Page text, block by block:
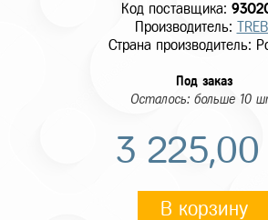
Код поставщика:
Производитель:
Страна производитель:
Под заказ
Осталось: больше 10
3 225,00
В корзину